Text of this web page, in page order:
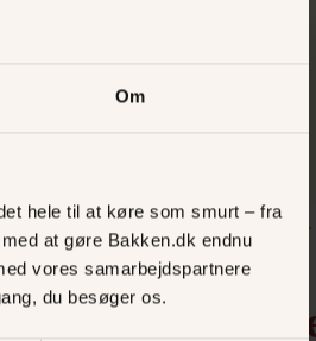
Om
hele til at køre som smurt – fra
at gøre Bakken.dk endnu
vores samarbejdspartnere
du besøger os.
online i